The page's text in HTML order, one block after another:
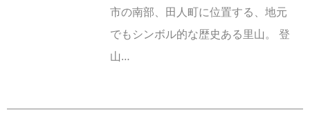
市の南部、田人町に位置する、地元
でもシンボル的な歴史ある里山。 登
山…